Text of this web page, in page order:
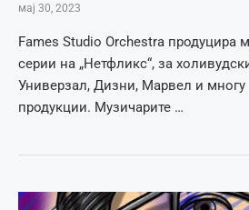
мај 30, 2023
Fames Studio Orchestra продуцира
серии на „Нетфликс“, за
Универзал, Дизни, Марвел и многу
продукции. Музичарите …